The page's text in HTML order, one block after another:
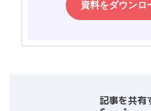
記事を共有